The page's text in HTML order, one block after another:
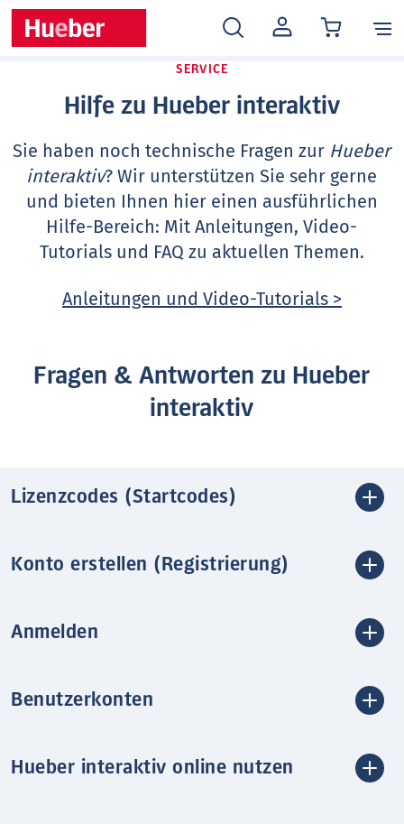
MEIN
KONTO
SERVICE
Hilfe zu Hueber interaktiv
Sie haben noch technische Fragen zur Hueber
interaktiv? Wir unterstützen Sie sehr gerne
und bieten Ihnen hier einen ausführlichen
Hilfe-Bereich: Mit Anleitungen, Video-
Tutorials und FAQ zu aktuellen Themen.
Anleitungen und Video-Tutorials >
Fragen & Antworten zu Hueber
interaktiv
Lizenzcodes (Startcodes)
Konto erstellen (Registrierung)
Anmelden
Benutzerkonten
Hueber interaktiv online nutzen